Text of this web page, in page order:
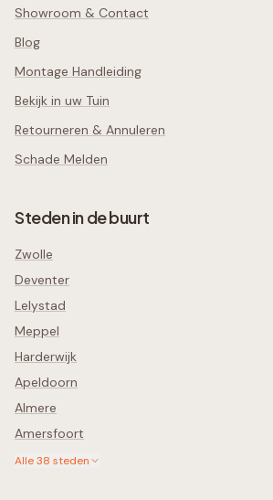
Showroom & Contact
Blog
Montage Handleiding
Bekijk in uw Tuin
Retourneren & Annuleren
Schade Melden
Steden in de buurt
Zwolle
Deventer
Lelystad
Meppel
Harderwijk
Apeldoorn
Almere
Amersfoort
Alle38 steden